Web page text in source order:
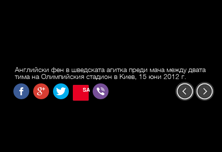
Английски фен в шведската агитка преди мача между двата
тима на Олимпийския стадион в Киев, 15 юни 2012 г.
SAVE